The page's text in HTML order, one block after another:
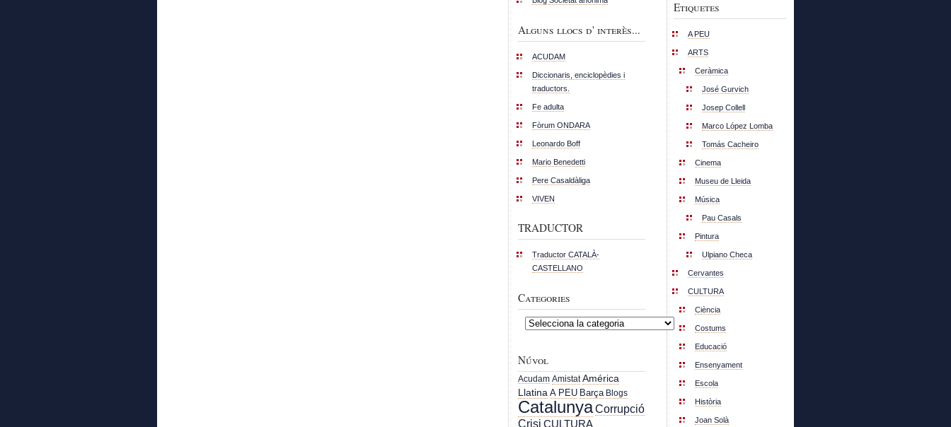
Alguns llocs d' interès...
ACUDAM
Diccionaris, enciclopèdies i
traductors.
Fe adulta
Fòrum ONDARA
Leonardo Boff
Mario Benedetti
Pere Casaldàliga
VIVEN
TRADUCTOR
Traductor CATALÀ-
CASTELLANO
Categories
Categories
Núvol
Acudam Amistat América
Llatina A PEU Barça Blogs
CatalunyaCorrupció
Crisi CULTURA
Etiquetes
A PEU
ARTS
Ceràmica
José Gurvich
Josep Collell
Marco López Lomba
Tomás Cacheiro
Cinema
Museu de Lleida
Música
Pau Casals
Pintura
Ulpiano Checa
Cervantes
CULTURA
Ciència
Costums
Educació
Ensenyament
Escola
Història
Joan Solà